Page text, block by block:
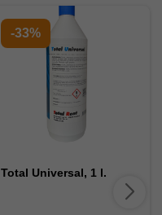
-33%
Total Universal, 1 l.